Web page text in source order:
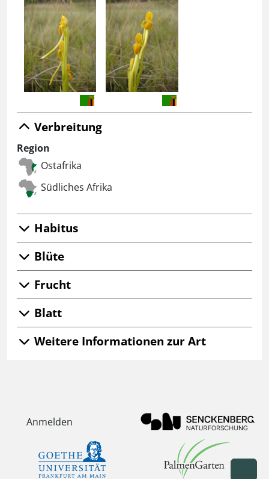
Verbreitung
Region
Ostafrika
Südliches Afrika
Habitus
Blüte
Frucht
Blatt
Weitere Informationen zur Art
Anmelden